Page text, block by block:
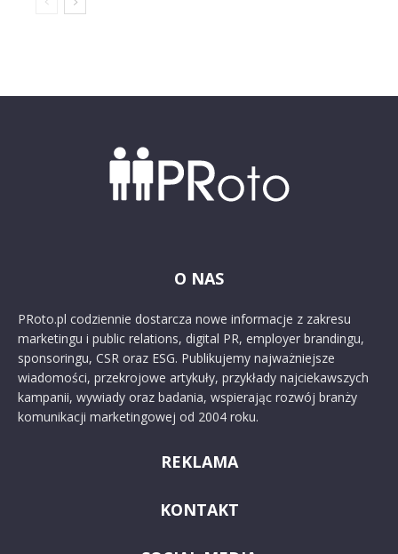
O NAS
PRoto.pl codziennie dostarcza nowe informacje z zakresu
marketingu i public relations, digital PR, employer brandingu,
sponsoringu, CSR oraz ESG. Publikujemy najważniejsze
wiadomości, przekrojowe artykuły, przykłady najciekawszych
kampanii, wywiady oraz badania, wspierając rozwój branży
komunikacji marketingowej od 2004 roku.
REKLAMA
KONTAKT